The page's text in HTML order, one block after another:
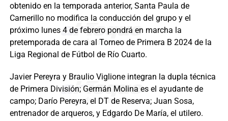
obtenido en la temporada anterior, Santa Paula de
Carnerillo no modifica la conducción del grupo y el
próximo lunes 4 de febrero pondrá en marcha la
pretemporada de cara al Torneo de Primera B 2024 de la
Liga Regional de Fútbol de Río Cuarto.
Javier Pereyra y Braulio Viglione integran la dupla técnica
de Primera División; Germán Molina es el ayudante de
campo; Darío Pereyra, el DT de Reserva; Juan Sosa,
entrenador de arqueros, y Edgardo De María, el utilero.